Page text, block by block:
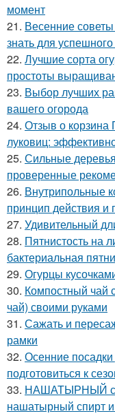
момент
21. Весенние
знать для
22. Лучшие сорта
простоты
23. Выбор лучших
вашего огорода
24. Отзыв о корзина
луковиц:
25. Сильные
проверенные
26. Внутрипольные
принцип действия
27. Удивительный
28. Пятнистость на
бактериальная
29. Огурцы
30. Компостный чай
чай) своими руками
31. Сажать и
рамки
32. Осенние посадки
подготовиться к
33. НАШАТЫРНЫЙ
нашатырный спирт